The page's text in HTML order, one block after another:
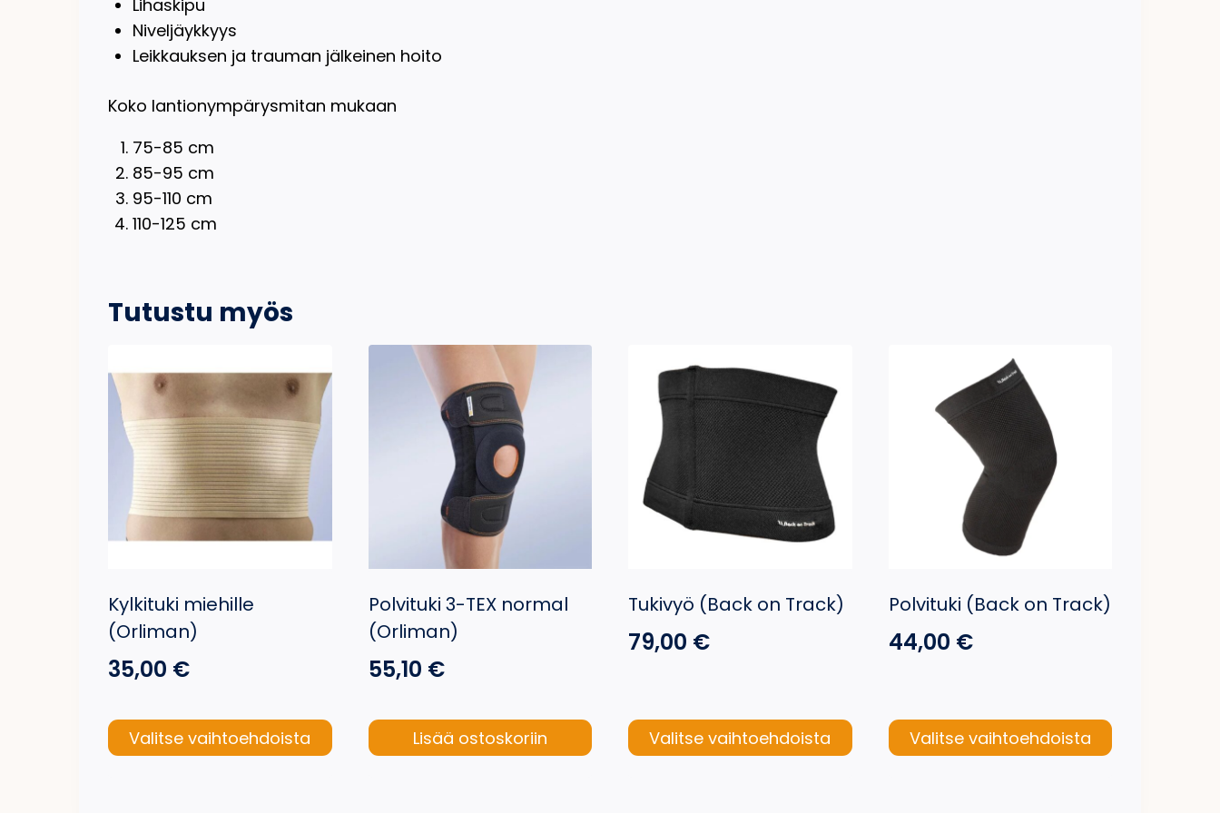
Lihaskipu
Niveljäykkyys
Leikkauksen ja trauman jälkeinen hoito
Koko lantionympärysmitan mukaan
75-85 cm
85-95 cm
95-110 cm
110-125 cm
Tutustu myös
Kylkituki miehille
(Orliman)
35,00 €
Valitse vaihtoehdoista
Polvituki 3-TEX normal
(Orliman)
55,10 €
Lisää ostoskoriin
Tukivyö (Back on Track)
79,00 €
Valitse vaihtoehdoista
Polvituki (Back on Track)
44,00 €
Valitse vaihtoehdoista